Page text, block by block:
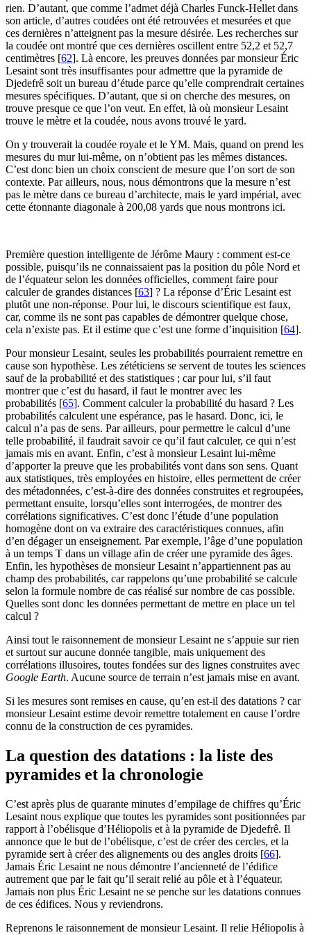
rien. D’autant, que comme l’admet déjà Charles Funck-Hellet dans
son article, d’autres coudées ont été retrouvées et mesurées et que
ces dernières n’atteignent pas la mesure désirée. Les recherches sur
la coudée ont montré que ces dernières oscillent entre 52,2 et 52,7
centimètres [62]. Là encore, les preuves données par monsieur Éric
Lesaint sont très insuffisantes pour admettre que la pyramide de
Djedefrê soit un bureau d’étude parce qu’elle comprendrait certaines
mesures spécifiques. D’autant, que si on cherche des mesures, on
trouve presque ce que l’on veut. En effet, là où monsieur Lesaint
trouve le mètre et la coudée, nous avons trouvé le yard.
On y trouverait la coudée royale et le YM. Mais, quand on prend les
mesures du mur lui-même, on n’obtient pas les mêmes distances.
C’est donc bien un choix conscient de mesure que l’on sort de son
contexte. Par ailleurs, nous, nous démontrons que la mesure n’est
pas le mètre dans ce bureau d’architecte, mais le yard impérial, avec
cette étonnante diagonale à 200,08 yards que nous montrons ici.
Première question intelligente de Jérôme Maury : comment est-ce
possible, puisqu’ils ne connaissaient pas la position du pôle Nord et
de l’équateur selon les données officielles, comment faire pour
calculer de grandes distances [63] ? La réponse d’Éric Lesaint est
plutôt une non-réponse. Pour lui, le discours scientifique est faux,
car, comme ils ne sont pas capables de démontrer quelque chose,
cela n’existe pas. Et il estime que c’est une forme d’inquisition [64].
Pour monsieur Lesaint, seules les probabilités pourraient remettre en
cause son hypothèse. Les zététiciens se servent de toutes les sciences
sauf de la probabilité et des statistiques ; car pour lui, s’il faut
montrer que c’est du hasard, il faut le montrer avec les
probabilités [65]. Comment calculer la probabilité du hasard ? Les
probabilités calculent une espérance, pas le hasard. Donc, ici, le
calcul n’a pas de sens. Par ailleurs, pour permettre le calcul d’une
telle probabilité, il faudrait savoir ce qu’il faut calculer, ce qui n’est
jamais mis en avant. Enfin, c’est à monsieur Lesaint lui-même
d’apporter la preuve que les probabilités vont dans son sens. Quant
aux statistiques, très employées en histoire, elles permettent de créer
des métadonnées, c’est-à-dire des données construites et regroupées,
permettant ensuite, lorsqu’elles sont interrogées, de montrer des
corrélations significatives. C’est donc l’étude d’une population
homogène dont on va extraire des caractéristiques connues, afin
d’en dégager un enseignement. Par exemple, l’âge d’une population
à un temps T dans un village afin de créer une pyramide des âges.
Enfin, les hypothèses de monsieur Lesaint n’appartiennent pas au
champ des probabilités, car rappelons qu’une probabilité se calcule
selon la formule nombre de cas réalisé sur nombre de cas possible.
Quelles sont donc les données permettant de mettre en place un tel
calcul ?
Ainsi tout le raisonnement de monsieur Lesaint ne s’appuie sur rien
et surtout sur aucune donnée tangible, mais uniquement des
corrélations illusoires, toutes fondées sur des lignes construites avec
Google Earth. Aucune source de terrain n’est jamais mise en avant.
Si les mesures sont remises en cause, qu’en est-il des datations ? car
monsieur Lesaint estime devoir remettre totalement en cause l’ordre
connu de la construction de ces pyramides.
La question des datations : la liste des
pyramides et la chronologie
C’est après plus de quarante minutes d’empilage de chiffres qu’Éric
Lesaint nous explique que toutes les pyramides sont positionnées par
rapport à l’obélisque d’Héliopolis et à la pyramide de Djedefrê. Il
annonce que le but de l’obélisque, c’est de créer des cercles, et la
pyramide sert à créer des alignements ou des angles droits [66].
Jamais Éric Lesaint ne nous démontre l’ancienneté de l’édifice
autrement que par le fait qu’il serait relié au pôle et à l’équateur.
Jamais non plus Éric Lesaint ne se penche sur les datations connues
de ces édifices. Nous y reviendrons.
Reprenons le raisonnement de monsieur Lesaint. Il relie Héliopolis à